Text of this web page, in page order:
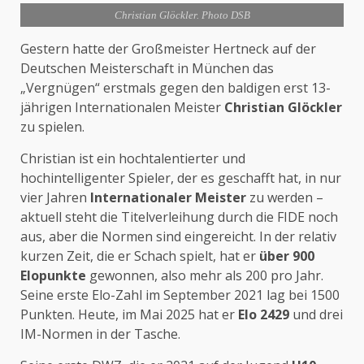
Christian Glöckler. Photo DSB
Gestern hatte der Großmeister Hertneck auf der
Deutschen Meisterschaft in München das
„Vergnügen“ erstmals gegen den baldigen erst 13-
jährigen Internationalen Meister Christian Glöckler
zu spielen.
Christian ist ein hochtalentierter und
hochintelligenter Spieler, der es geschafft hat, in nur
vier Jahren Internationaler Meister zu werden –
aktuell steht die Titelverleihung durch die FIDE noch
aus, aber die Normen sind eingereicht. In der relativ
kurzen Zeit, die er Schach spielt, hat er über 900
Elopunkte gewonnen, also mehr als 200 pro Jahr.
Seine erste Elo-Zahl im September 2021 lag bei 1500
Punkten. Heute, im Mai 2025 hat er Elo 2429 und drei
IM-Normen in der Tasche.